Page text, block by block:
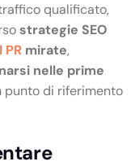
qualificato,
strategie SEO
mirate,
nelle prime
punto di riferimento